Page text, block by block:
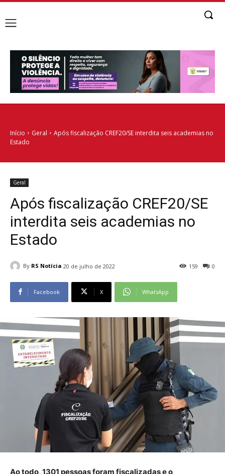
Início Geral
Após fiscalização CREF20/SE interdita seis academias no
Estado
Geral
Após fiscalização CREF20/SE
interdita seis academias no
Estado
By RS Notícia 20 de julho de 2022 0
159
Facebook X WhatsApp
Ao todo, 1301 pessoas foram fiscalizadas e o